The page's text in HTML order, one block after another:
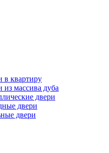
в квартиру
массива дуба
двери
двери
двери